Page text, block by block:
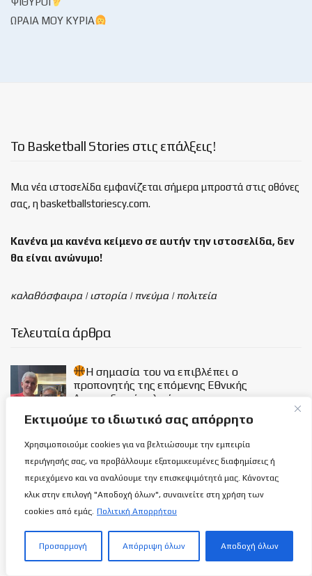
Εκτιμούμε το ιδιωτικό σας απόρρητο
Χρησιμοποιούμε cookies για να βελτιώσουμε την εμπειρία
περιήγησής σας, να προβάλλουμε εξατομικευμένες διαφημίσεις ή
περιεχόμενο και να αναλύουμε την επισκεψιμότητά μας. Κάνοντας
κλικ στην επιλογή "Αποδοχή όλων", συναινείτε στη χρήση των
cookies από εμάς. Πολιτική Απορρήτου
Προσαρμογή Απόρριψη όλων Αποδοχή όλων
ΩΡΑΊΑ ΜΟΥ ΚΥΡΊΑ
Το Basketball Stories στις επάλξεις!
Μια νέα ιστοσελίδα εμφανίζεται σήμερα μπροστά στις οθόνες
σας, η basketballstoriescy.com.
Κανένα μα κανένα κείμενο σε αυτήν την ιστοσελίδα, δεν
θα είναι ανώνυμο!
καλαθόσφαιρα | ιστορία | πνεύμα | πολιτεία
Τελευταία άρθρα
H σημασία του να επιβλέπει ο
προπονητής της επόμενης Εθνικής
Αναπτυξιακής ηλικίας…
Πως ο πιλότος Σήφης Μιγάδης κατάφερε
αυτό που δεν κατάφερε κανείς στην ιστορία
της αεροπλοΐας!
9 ΑΥΓΟΎΣΤΟΥ 2026